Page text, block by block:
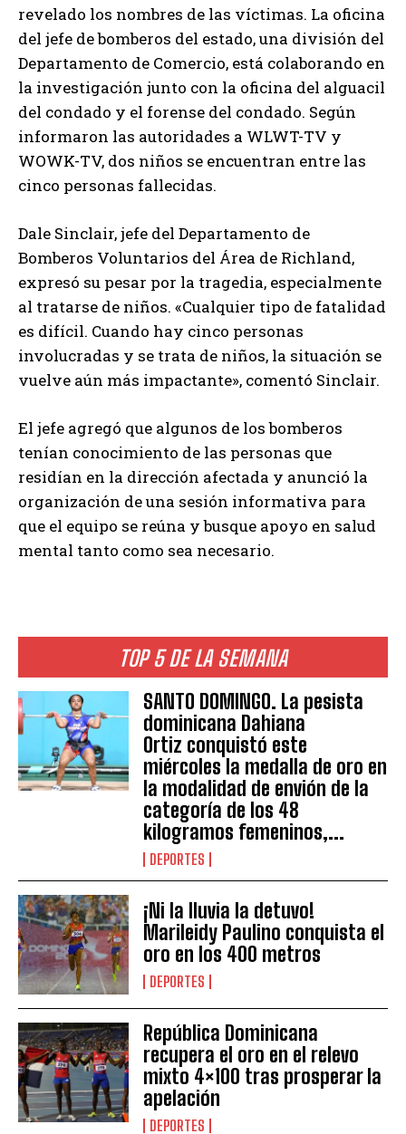
TOP 5 DE LA SEMANA
SANTO DOMINGO. La pesista
dominicana Dahiana
Ortiz conquistó este
miércoles la medalla de oro en
la modalidad de envión de la
categoría de los 48
kilogramos femeninos,...
DEPORTES
¡Ni la lluvia la detuvo!
Marileidy Paulino conquista el
oro en los 400 metros
DEPORTES
República Dominicana
recupera el oro en el relevo
mixto 4×100 tras prosperar la
apelación
DEPORTES
revelado los nombres de las víctimas. La oficina
del jefe de bomberos del estado, una división del
Departamento de Comercio, está colaborando en
la investigación junto con la oficina del alguacil
del condado y el forense del condado. Según
informaron las autoridades a WLWT-TV y
WOWK-TV, dos niños se encuentran entre las
cinco personas fallecidas.
Dale Sinclair, jefe del Departamento de
Bomberos Voluntarios del Área de Richland,
expresó su pesar por la tragedia, especialmente
al tratarse de niños. «Cualquier tipo de fatalidad
es difícil. Cuando hay cinco personas
involucradas y se trata de niños, la situación se
vuelve aún más impactante», comentó Sinclair.
El jefe agregó que algunos de los bomberos
tenían conocimiento de las personas que
residían en la dirección afectada y anunció la
organización de una sesión informativa para
que el equipo se reúna y busque apoyo en salud
mental tanto como sea necesario.